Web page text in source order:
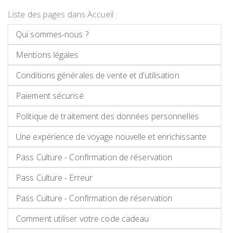
Liste des pages dans Accueil :
Qui sommes-nous ?
Mentions légales
Conditions générales de vente et d’utilisation
Paiement sécurisé
Politique de traitement des données personnelles
Une expérience de voyage nouvelle et enrichissante
Pass Culture - Confirmation de réservation
Pass Culture - Erreur
Pass Culture - Confirmation de réservation
Comment utiliser votre code cadeau